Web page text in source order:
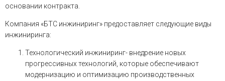
основании контракта.
Компания «БТС инжиниринг» предоставляет следующие виды
инжиниринга:
Технологический инжиниринг- внедрение новых
прогрессивных технологий, которые обеспечивают
модернизацию и оптимизацию производственных